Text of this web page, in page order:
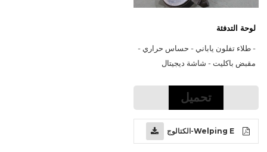
لوحة التدفئة
مقبض باكليت - شاشة ديجيتال
تحميل
Welping E-الكتالوج